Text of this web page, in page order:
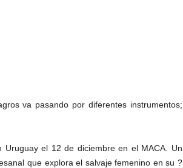
va pasando por diferentes instrumentos;
Uruguay el 12 de diciembre en el MACA. Un
que explora el salvaje femenino en su ?